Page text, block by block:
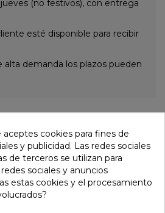
(no festivos), con entrega
esté disponible para recibir
alta demanda los plazos pueden
cookies para fines de
y publicidad. Las redes sociales
de terceros se utilizan para
sociales y anuncios
estas cookies y el procesamiento